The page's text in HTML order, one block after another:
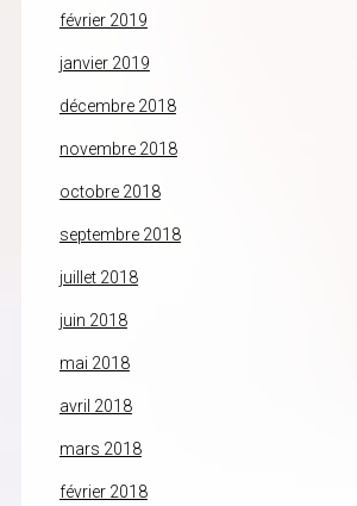
février 2019
janvier 2019
décembre 2018
novembre 2018
octobre 2018
septembre 2018
juillet 2018
juin 2018
mai 2018
avril 2018
mars 2018
février 2018